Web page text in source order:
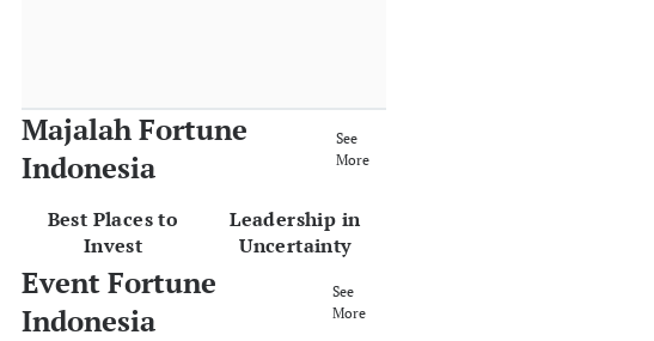
Majalah Fortune
Indonesia
See
More
Best Places to
Invest
Leadership in
Uncertainty
Event Fortune
Indonesia
See
More